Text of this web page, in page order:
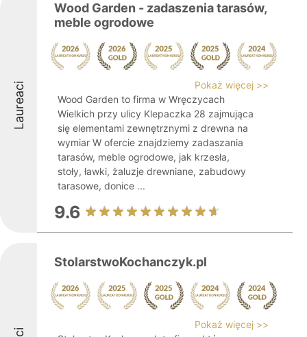
Laureaci
Wood Garden - zadaszenia tarasów,
meble ogrodowe
Pokaż więcej >>
Wood Garden to firma w Wręczycach
Wielkich przy ulicy Klepaczka 28 zajmująca
się elementami zewnętrznymi z drewna na
wymiar W ofercie znajdziemy zadaszania
tarasów, meble ogrodowe, jak krzesła,
stoły, ławki, żaluzje drewniane, zabudowy
tarasowe, donice ...
9.6
StolarstwoKochanczyk.pl
Pokaż więcej >>